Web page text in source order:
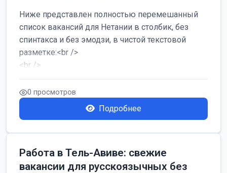
Ниже представлен полностью перемешанный
список вакансий для Нетании в столбик, без
спинтакса и без эмодзи, в чистой текстовой
разметке:<br />
<br />
Работа в Нетании на мебельном производстве:
требу...
0 просмотров
Подробнее
Работа в Тель-Авиве: свежие
вакансии для русскоязычных без